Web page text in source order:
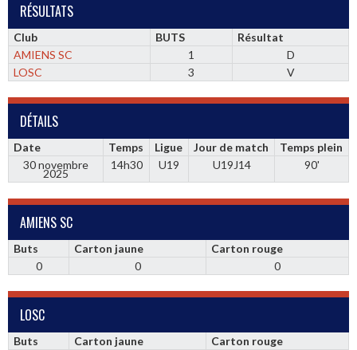
RÉSULTATS
Club BUTS
Résultat
AMIENS SC
1
D
LOSC
3 V
DÉTAILS
Date Temps Ligue Jour de match
Temps plein
30 novembre
2025
14h30 U19 U19J14 90'
AMIENS SC
Buts Carton jaune
Carton rouge
0
0 0
LOSC
Buts Carton jaune
Carton rouge